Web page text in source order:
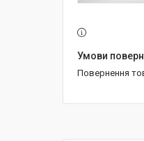
повернення